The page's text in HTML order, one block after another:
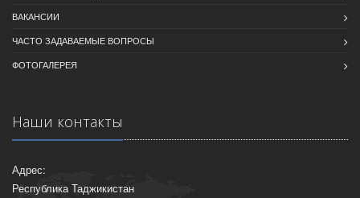
ВАКАНСИИ
ЧАСТО ЗАДАВАЕМЫЕ ВОПРОСЫ
ФОТОГАЛЕРЕЯ
Наши контакты
Адрес:
Республика Таджикистан